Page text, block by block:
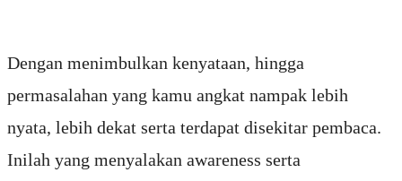
Dengan menimbulkan kenyataan, hingga
permasalahan yang kamu angkat nampak lebih
nyata, lebih dekat serta terdapat disekitar pembaca.
Inilah yang menyalakan awareness serta